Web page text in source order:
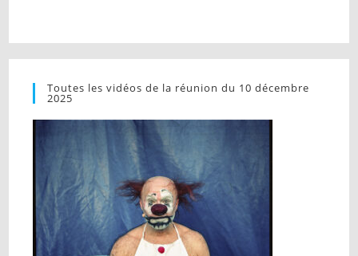
Toutes les vidéos de la réunion du 10 décembre
2025